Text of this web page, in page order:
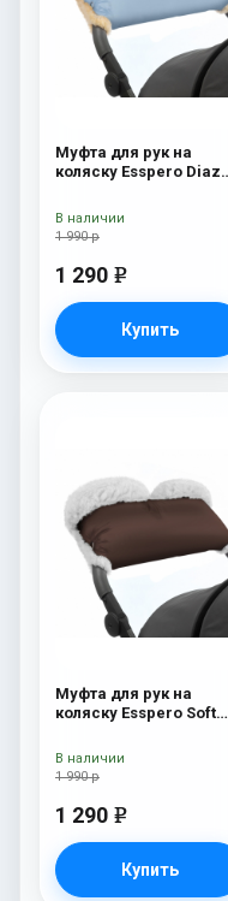
Муфта для рук на
коляску Esspero Diaz
шерсть) Blue Mountain
1 990 р
1 290 e
Купить
В наличии
Муфта для рук на
коляску Esspero Soft
шерсть) Chocolat
1 990 р
1 290 e
Купить
В наличии